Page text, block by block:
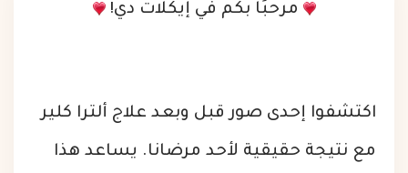
مرحبًا بكم في إيكلات دي!
اكتشفوا إحدى صور قبل وبعد علاج ألترا كلير
مع نتيجة حقيقية لأحد مرضانا. يساعد هذا